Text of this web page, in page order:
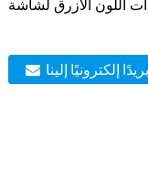
إلكترونيًا إلينا